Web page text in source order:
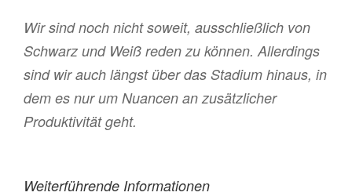
Wir sind noch nicht soweit, ausschließlich von
Schwarz und Weiß reden zu können. Allerdings
sind wir auch längst über das Stadium hinaus, in
dem es nur um Nuancen an zusätzlicher
Produktivität geht.
Weiterführende Informationen